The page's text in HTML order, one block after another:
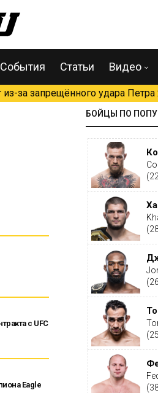
События Статьи Видео
за запрещённого удара Петра
с UFC
Eagle
БОЙЦЫ ПО